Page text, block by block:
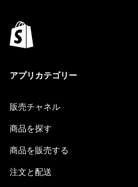
アプリカテゴリー
販売チャネル
商品を探す
商品を販売する
注文と配送